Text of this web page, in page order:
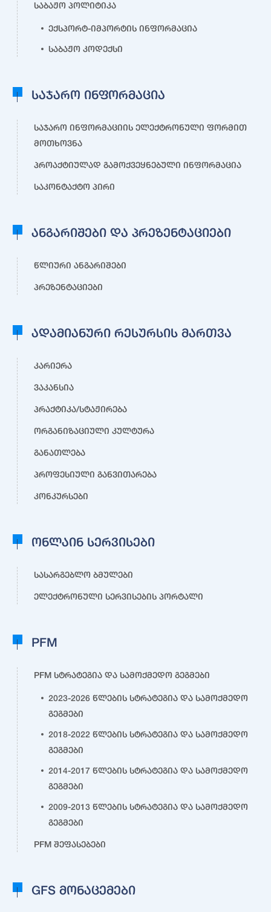
საბაჟო პოლიტიკა
ექსპორტ-იმპორტის ინფორმაცია
საბაჟო კოდექსი
საჯარო ინფორმაცია
საჯარო ინფორმაციის ელექტრონული ფორმით
მოთხოვნა
პროაქტიულად გამოქვეყნებული ინფორმაცია
საკონტაქტო პირი
ანგარიშები და პრეზენტაციები
წლიური ანგარიშები
პრეზენტაციები
ადამიანური რესურსის მართვა
კარიერა
ვაკანსია
პრაქტიკა/სტაჟირება
ორგანიზაციული კულტურა
განათლება
პროფესიული განვითარება
კონკურსები
ონლაინ სერვისები
სასარგებლო ბმულები
ელექტრონული სერვისების პორტალი
PFM
PFM სტრატეგია და სამოქმედო გეგმები
2023-2026 წლების სტრატეგია და სამოქმედო
გეგმები
2018-2022 წლების სტრატეგია და სამოქმედო
გეგმები
2014-2017 წლების სტრატეგია და სამოქმედო
გეგმები
2009-2013 წლების სტრატეგია და სამოქმედო
გეგმები
PFM შეფასებები
GFS მონაცემები